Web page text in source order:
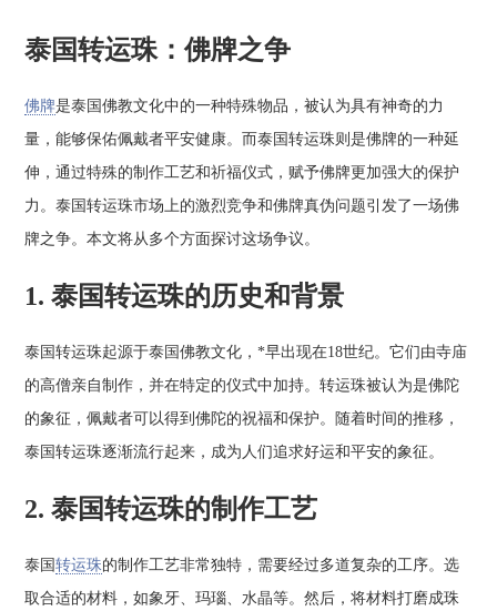
泰国转运珠：佛牌之争
佛牌是泰国佛教文化中的一种特殊物品，被认为具有神奇的力
量，能够保佑佩戴者平安健康。而泰国转运珠则是佛牌的一种延
伸，通过特殊的制作工艺和祈福仪式，赋予佛牌更加强大的保护
力。泰国转运珠市场上的激烈竞争和佛牌真伪问题引发了一场佛
牌之争。本文将从多个方面探讨这场争议。
1. 泰国转运珠的历史和背景
泰国转运珠起源于泰国佛教文化，*早出现在18世纪。它们由寺庙
的高僧亲自制作，并在特定的仪式中加持。转运珠被认为是佛陀
的象征，佩戴者可以得到佛陀的祝福和保护。随着时间的推移，
泰国转运珠逐渐流行起来，成为人们追求好运和平安的象征。
2. 泰国转运珠的制作工艺
泰国转运珠的制作工艺非常独特，需要经过多道复杂的工序。选
取合适的材料，如象牙、玛瑙、水晶等。然后，将材料打磨成珠